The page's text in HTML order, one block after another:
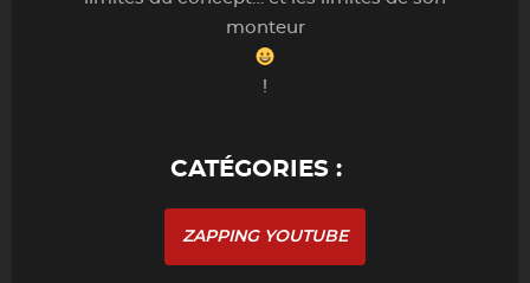
monteur
!
CATÉGORIES :
ZAPPING YOUTUBE